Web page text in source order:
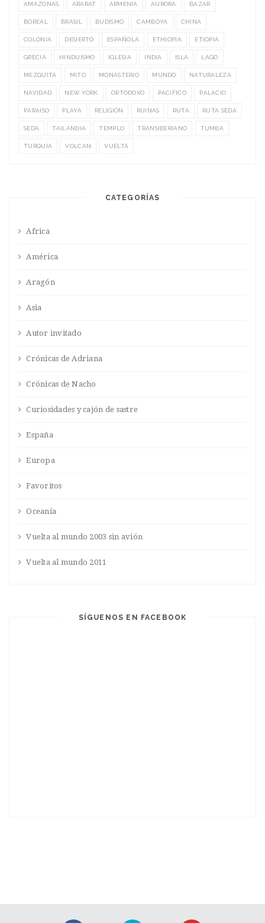
AMAZONAS ARARAT ARMENIA AURORA BAZAR
BOREAL BRASIL BUDISMO CAMBOYA CHINA
COLONIA DESIERTO ESPAÑOLA ETHIOPIA ETIOPIA
GRECIA HINDUISMO IGLESIA INDIA ISLA LAGO
MEZQUITA MITO MONASTERIO MUNDO NATURALEZA
NAVIDAD NEW YORK ORTODOXO PACIFICO PALACIO
PARAISO PLAYA RELIGIÓN RUINAS RUTA RUTA SEDA
SEDA TAILANDIA TEMPLO TRANSIBERIANO TUMBA
TURQUÍA VOLCÁN VUELTA
CATEGORÍAS
Africa
América
Aragón
Asia
Autor invitado
Crónicas de Adriana
Crónicas de Nacho
Curiosidades y cajón de sastre
España
Europa
Favoritos
Oceanía
Vuelta al mundo 2003 sin avión
Vuelta al mundo 2011
SÍGUENOS EN FACEBOOK